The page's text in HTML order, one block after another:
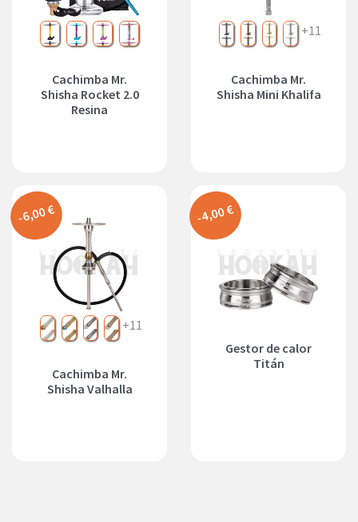
batmanfrozenjokerKylie
Cachimba Mr.
Shisha Rocket 2.0
Resina
NegroBronceDoradoPlata
+11
Cachimba Mr.
Shisha Mini Khalifa
SilverGoldBlackBronze
+11
Cachimba Mr.
Shisha Valhalla
-6,00 €
Gestor de calor
Titán
-4,00 €